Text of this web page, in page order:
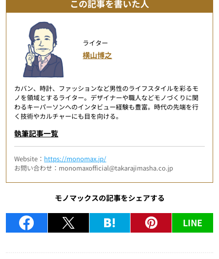
この記事を書いた人
ライター
横山博之
カバン、時計、ファッションなど男性のライフスタイルを彩るモ
ノを領域とするライター。デザイナーや職人などモノづくりに関
わるキーパーソンへのインタビュー経験も豊富。時代の先端を行
く技術やカルチャーにも目を向ける。
執筆記事一覧
Website： https://monomax.jp/
お問い合わせ：monomaxofficial@takarajimasha.co.jp
モノマックスの記事をシェアする
LINE